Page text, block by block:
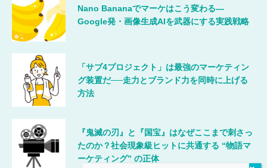
Nano Bananaでマーケはこう変わる―
Google発・画像生成AIを武器にする実践戦略
「サブ4プロジェクト」は最強のマーケティン
グ装置だ──走力とブランド力を同時に上げる
方法
『鬼滅の刃』と『国宝』はなぜここまで刺さっ
たのか？社会現象級ヒットに共通する “物語マ
ーケティング” の正体